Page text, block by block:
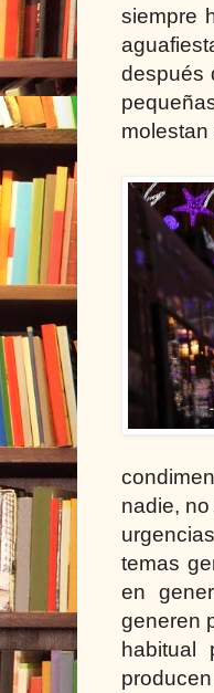
siempre
después
nadie,
temas
en
generen
habitual